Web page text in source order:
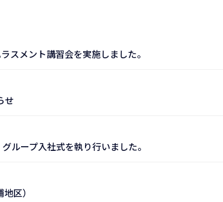
スメント講習会を実施しました。
せ
ループ入社式を執り行いました。
区）